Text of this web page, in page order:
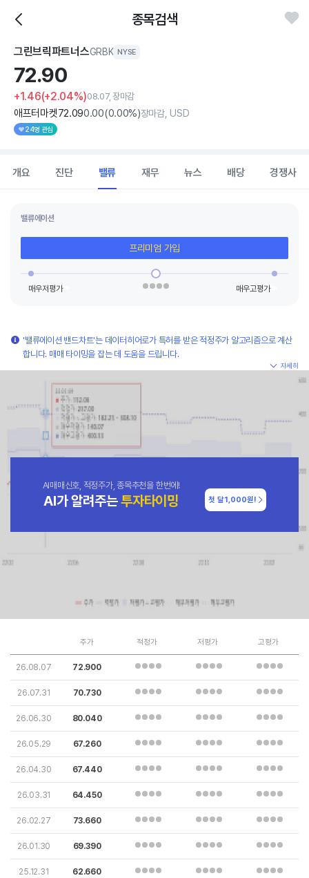
종목검색
그린브릭파트너스GRBK NYSE
72.90
+1.46(+2.04%)08.07, 장마감
애프터마켓72.090.00(0.00%)장마감, USD
24명 관심
개요 진단 밸류 재무 뉴스 배당 경쟁사
밸류에이션
프리미엄 가입
'밸류에이션 밴드차트'는 데이터히어로가 특허를 받은 적정주가 알고리즘으로 계산
합니다. 매매 타이밍을 잡는 데 도움을 드립니다.
자세히
AI매매신호, 적정주가, 종목추천을 한번에!
AI가 알려주는투자타이밍 첫 달1,000원!
주가 적정가 저평가 고평가
26.08.07 72.900
26.07.31 70.730
26.06.30 80.040
26.05.29 67.260
26.04.30 67.440
26.03.31 64.450
26.02.27 73.660
26.01.30 69.390
25.12.31 62.660